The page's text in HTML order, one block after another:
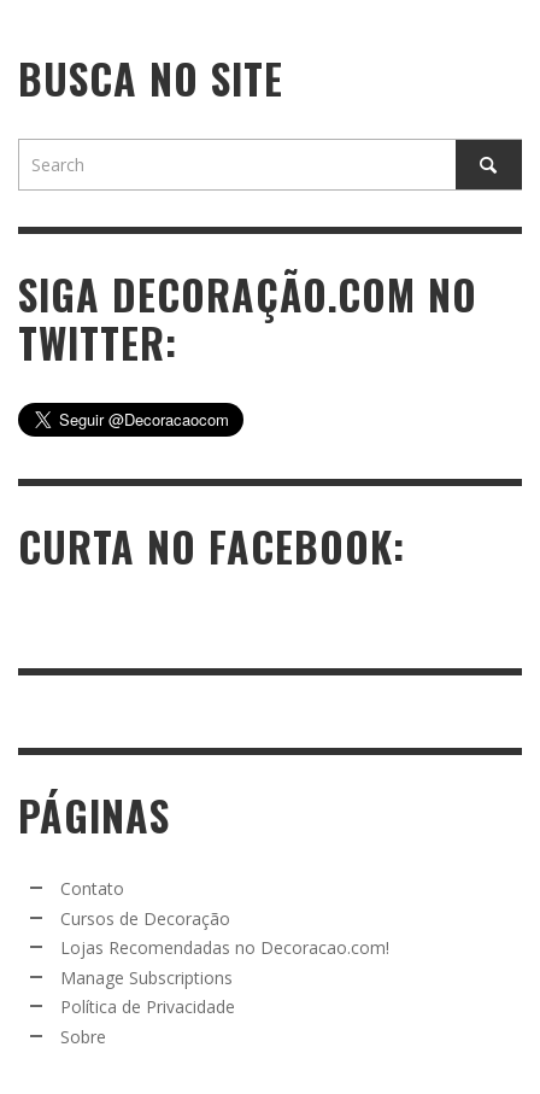
BUSCA NO SITE
SIGA DECORAÇÃO.COM NO
TWITTER:
CURTA NO FACEBOOK:
PÁGINAS
Contato
Cursos de Decoração
Lojas Recomendadas no Decoracao.com!
Manage Subscriptions
Política de Privacidade
Sobre